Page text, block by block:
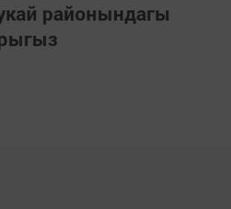
районындагы